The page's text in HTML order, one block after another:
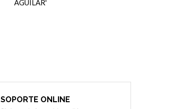
SOPORTE ONLINE